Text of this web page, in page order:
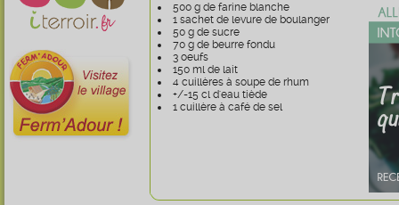
500 g de farine blanche
1 sachet de levure de boulanger
50 g de sucre
70 g de beurre fondu
3 oeufs
150 ml de lait
4 cuillères à soupe de rhum
+/-15 cl d'eau tiède
1 cuillère à café de sel